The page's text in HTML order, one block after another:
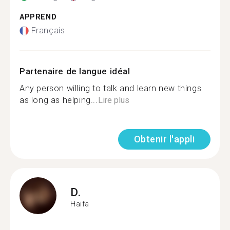
APPREND
Français
Partenaire de langue idéal
Any person willing to talk and learn new things
as long as helping...Lire plus
Obtenir l'appli
D.
Haifa